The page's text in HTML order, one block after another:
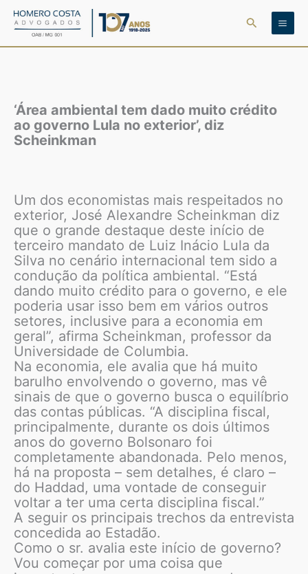
para
Pesquisar
‘Área ambiental tem dado muito crédito
ao governo Lula no exterior’, diz
Scheinkman
Um dos economistas mais respeitados no
exterior, José Alexandre Scheinkman diz
que o grande destaque deste início de
terceiro mandato de Luiz Inácio Lula da
Silva no cenário internacional tem sido a
condução da política ambiental. “Está
dando muito crédito para o governo, e ele
poderia usar isso bem em vários outros
setores, inclusive para a economia em
geral”, afirma Scheinkman, professor da
Universidade de Columbia.
Na economia, ele avalia que há muito
barulho envolvendo o governo, mas vê
sinais de que o governo busca o equilíbrio
das contas públicas. “A disciplina fiscal,
principalmente, durante os dois últimos
anos do governo Bolsonaro foi
completamente abandonada. Pelo menos,
há na proposta – sem detalhes, é claro –
do Haddad, uma vontade de conseguir
voltar a ter uma certa disciplina fiscal.”
A seguir os principais trechos da entrevista
concedida ao Estadão.
Como o sr. avalia este início de governo?
Vou começar por uma coisa que